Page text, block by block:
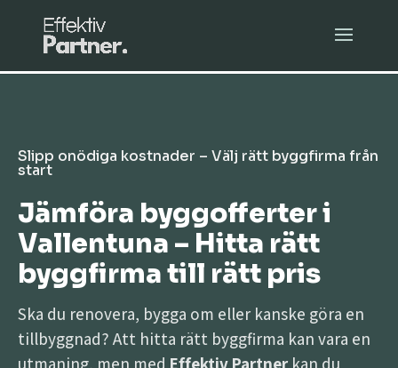
Slipp onödiga kostnader – Välj rätt byggfirma från
start
Jämföra byggofferter i
Vallentuna – Hitta rätt
byggfirma till rätt pris
Ska du renovera, bygga om eller kanske göra en
tillbyggnad? Att hitta rätt byggfirma kan vara en
utmaning, men med Effektiv Partner kan du